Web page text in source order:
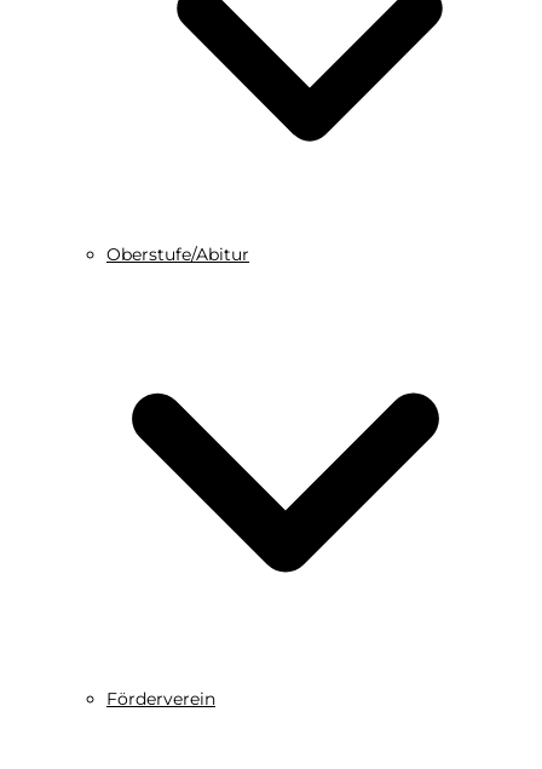
Oberstufe/Abitur
Förderverein